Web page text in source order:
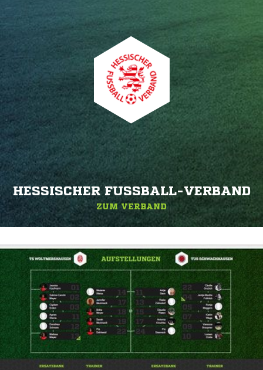
HESSISCHER FUSSBALL-VERBAND
ZUM VERBAND